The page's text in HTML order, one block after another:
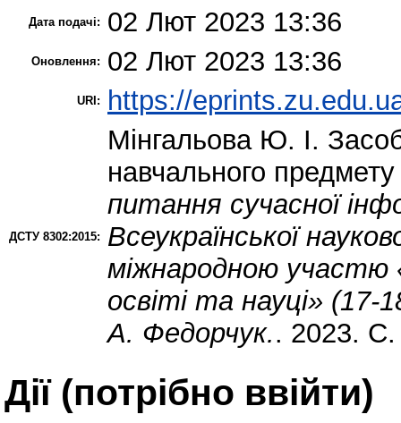
Дата подачі: 02 Лют 2023 13:36
Оновлення: 02 Лют 2023 13:36
URI: https://
ДСТУ 8302:2015:
Мінгальова Ю. І.
навчального
питання сучасної
Всеукраїнської
міжнародною участю
освіті та науці»
А. Федорчук.. 2023. С.
Дії ​​(потрібно ввійти)